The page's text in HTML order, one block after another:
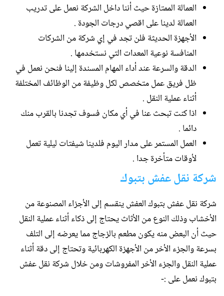
العمالة الممتازة حيث أننا داخل الشركة نعمل على تدريب
العمالة لدينا على اقصي درجات الجودة .
الأجهزة الحديثة فلن تجد في إي شركة من الشركات
المنافسة نوعية المعدات التي نستخدمها .
الدقة والسرعة عند أداء المهام المسندة إلينا فنحن نعمل في
ظل فريق عمل متخصص لكل وظيفة من الوظائف المختلفة
أثناء عملية النقل .
اذا كنت تبحث عنا في أي مكان فسوف تجدنا بالقرب منك
دائما .
العمل المستمر على مدار اليوم فلدينا شيفتات ليلية تعمل
لأوقات متأخرة جدا .
شركة نقل عفش بتبوك
شركة نقل عفش بتبوك العفش ينقسم إلى الأجزاء المصنوعة من
الأخشاب وذلك النوع من الأثاث يحتاج إلى ذكاء أثناء عملية النقل
حيث أن البعض منه يكون مطعم بالزجاج مما يعرضه إلى التلف
بسرعة والجزء الأخر من الأجهزة الكهربائية وتحتاج إلى دقة أثناء
عملية النقل والجزء الأخر المفروشات ومن خلال شركة نقل عفش
بتبوك نعمل على :-